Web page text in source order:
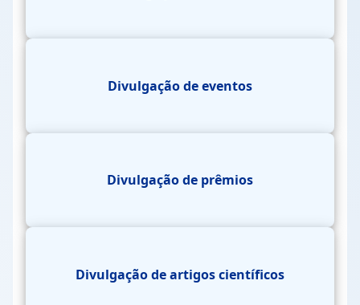
Divulgação de eventos
Divulgação de prêmios
Divulgação de artigos científicos